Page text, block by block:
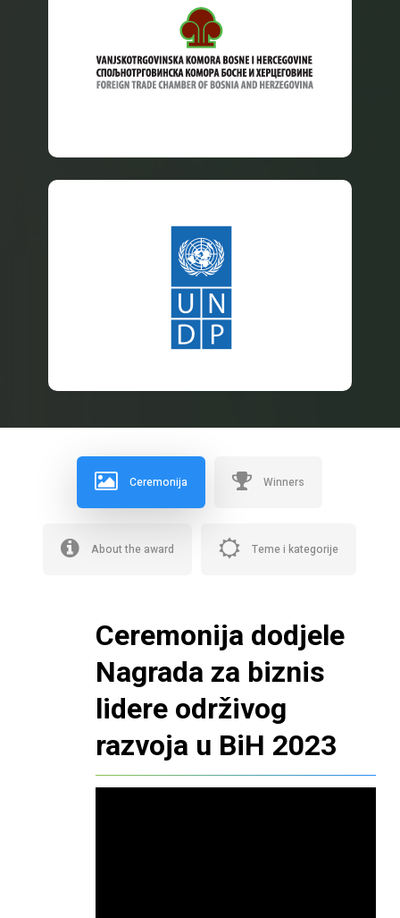
Ceremonija Winners
About the award Teme i kategorije
Ceremonija dodjele
Nagrada za biznis
lidere održivog
razvoja u BiH 2023